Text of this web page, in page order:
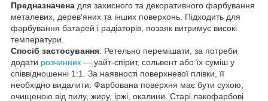
Предназначена для захисного та декоративного фарбування
металевих, дерев'яних та інших поверхонь. Підходить для
фарбування батарей і радіаторів, позаяк витримує високі
температури.
Спосіб застосування: Ретельно перемішати, за потреби
додати розчинник — уайт-спірит, сольвент або їх суміш у
співвідношенні 1:1. За наявності поверхневої плівки, її
необхідно видалити. Фарбована поверхня має бути сухою,
очищеною від пилу, жиру, іржі, окалини. Старі лакофарбові